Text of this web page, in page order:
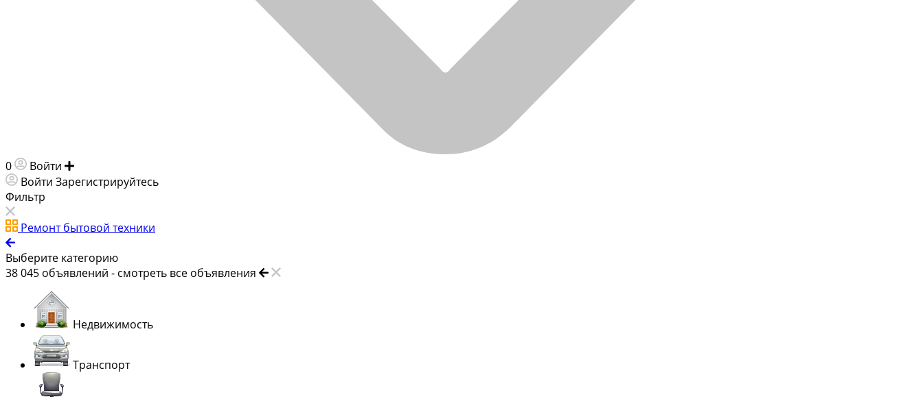
0 Войти
Войти Зарегистрируйтесь
Фильтр
Ремонт бытовой техники
Выберите категорию
38 045 объявлений - смотреть все объявления
Недвижимость
Транспорт